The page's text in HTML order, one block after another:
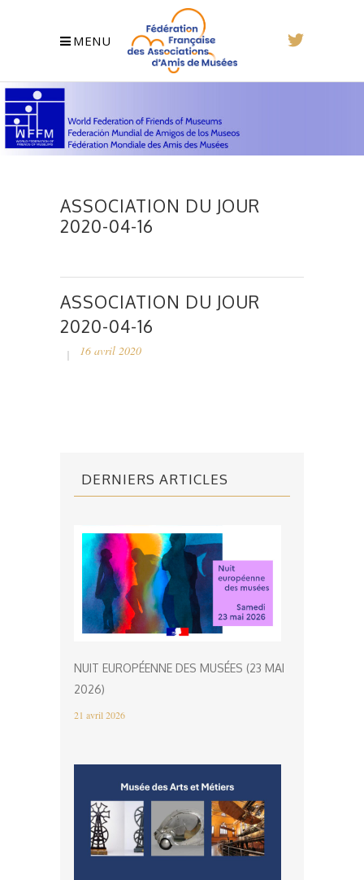
MENU
ASSOCIATION DU JOUR
2020-04-16
ASSOCIATION DU JOUR
2020-04-16
16 avril 2020
DERNIERS ARTICLES
NUIT EUROPÉENNE DES MUSÉES (23 MAI
2026)
21 avril 2026